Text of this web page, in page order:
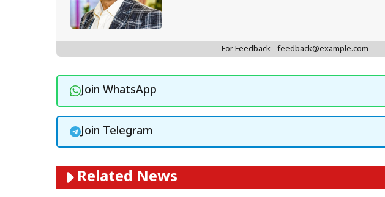
For Feedback - feedback@example.com
Join WhatsApp
Join Telegram
Related News